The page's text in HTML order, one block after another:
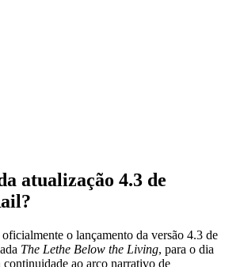
atualização 4.3 de
o lançamento da versão 4.3 de
The Lethe Below the Living, para o dia
continuidade ao arco narrativo de